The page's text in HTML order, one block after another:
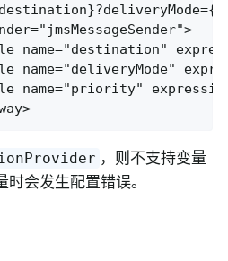
name="destination"
name="deliveryMode"
name="priority"
，则不支持变量
会发生配置错误。